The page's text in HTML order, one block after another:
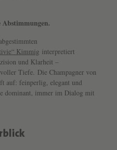
Abstimmungen.
Kimmig interpretiert
und Klarheit –
Tiefe. Die Champagner von
auf: feinperlig, elegant und
dominant, immer im Dialog mit